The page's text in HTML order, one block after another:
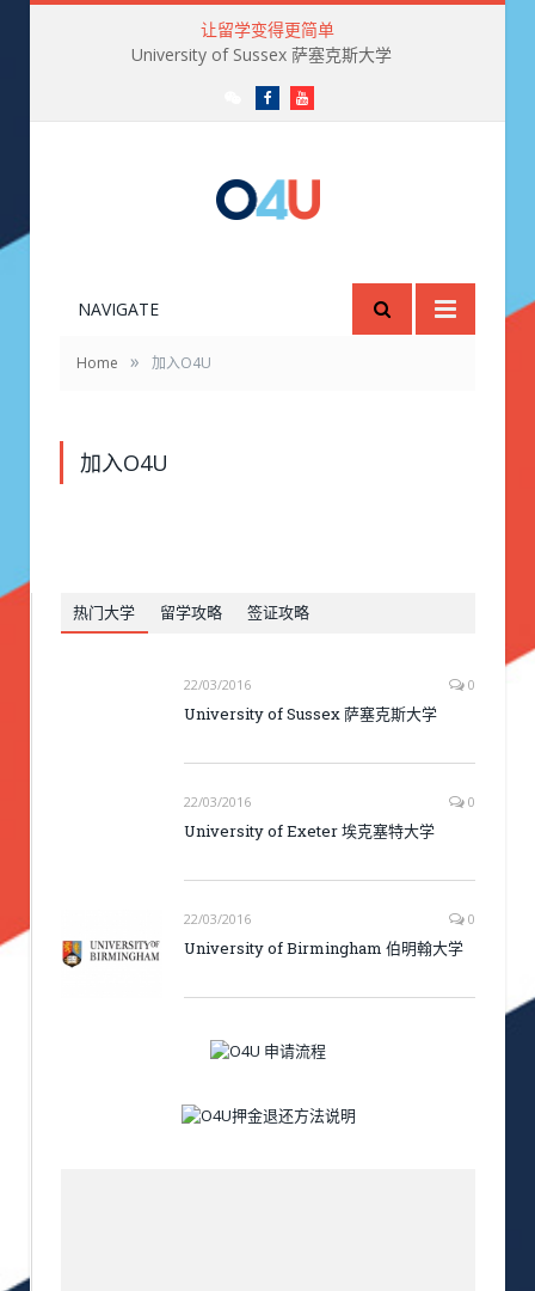
让留学变得更简单
University of Sussex 萨塞克斯大学
信
号
O4U
FacebookYoutube
NAVIGATE
Home » 加入O4U
加入O4U
热门大学 留学攻略 签证攻略
22/03/2016 0
University of Sussex 萨塞克斯大学
22/03/2016 0
University of Exeter 埃克塞特大学
22/03/2016 0
University of Birmingham 伯明翰大学